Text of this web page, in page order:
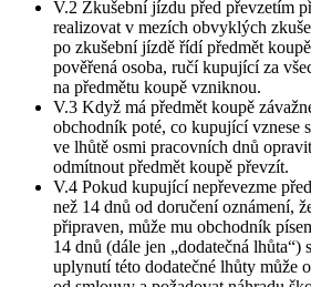
V.2 Zkušební jízdu před převzetím
realizovat v mezích obvyklých
po zkušební jízdě řídí předmět
pověřená osoba, ručí kupující za
na předmětu koupě vzniknou.
V.3 Když má předmět koupě
obchodník poté, co kupující vznese
ve lhůtě osmi pracovních dnů
odmítnout předmět koupě převzít.
V.4 Pokud kupující nepřevezme
než 14 dnů od doručení oznámení,
připraven, může mu obchodník
14 dnů (dále jen „dodatečná lhůta“)
uplynutí této dodatečné lhůty může